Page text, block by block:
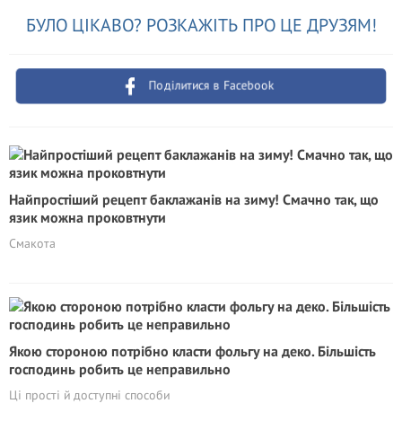
БУЛО ЦІКАВО? РОЗКАЖІТЬ ПРО ЦЕ ДРУЗЯМ!
Поділитися в Facebook
Найпростіший рецепт баклажанів на зиму! Смачно так, що
язик можна проковтнути
Смакота
Якою стороною потрібно класти фольгу на деко. Більшість
господинь робить це неправильно
Ці прості й доступні способи